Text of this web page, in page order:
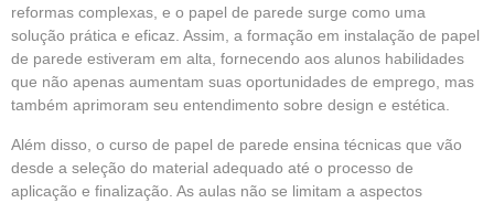
reformas complexas, e o papel de parede surge como uma
solução prática e eficaz. Assim, a formação em instalação de papel
de parede estiveram em alta, fornecendo aos alunos habilidades
que não apenas aumentam suas oportunidades de emprego, mas
também aprimoram seu entendimento sobre design e estética.
Além disso, o curso de papel de parede ensina técnicas que vão
desde a seleção do material adequado até o processo de
aplicação e finalização. As aulas não se limitam a aspectos